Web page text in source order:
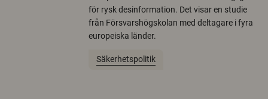
för rysk desinformation. Det visar en studie
från Försvarshögskolan med deltagare i fyra
europeiska länder.
Säkerhetspolitik